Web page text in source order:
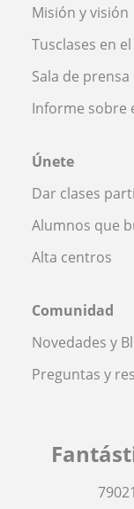
Misión y visión
Tusclases en
Sala de prensa
Informe sobre
Únete
Dar clases
Alumnos que
Alta centros
Comunidad
Novedades y
Preguntas y